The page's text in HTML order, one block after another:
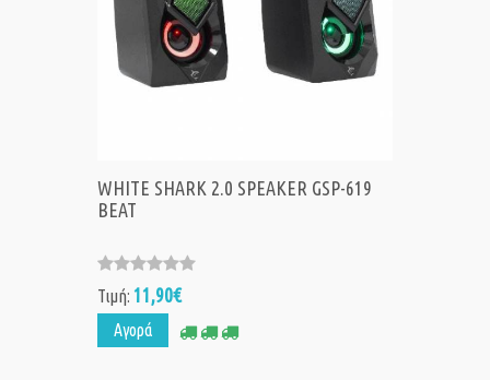
WHITE SHARK 2.0 SPEAKER GSP-619
BEAT
Τιμή: 11,90€
Αγορά